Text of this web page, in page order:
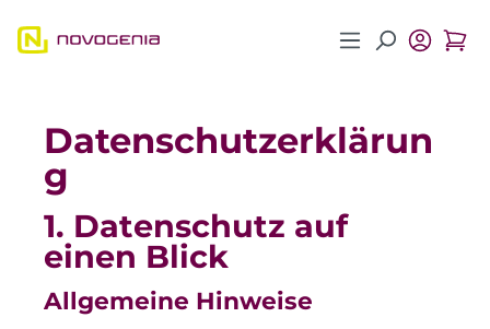
Zum Hauptinhalt springen
Datenschutzerklärun
g
1. Datenschutz auf
einen Blick
Allgemeine Hinweise